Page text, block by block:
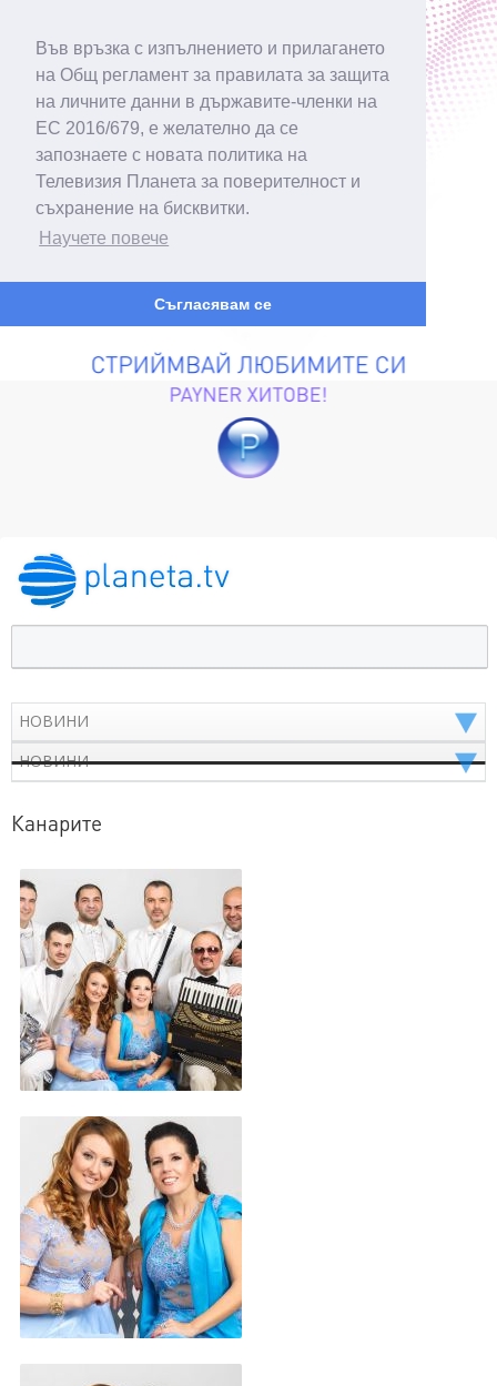
Във връзка с изпълнението и прилагането
на Общ регламент за правилата за защита
на личните данни в държавите-членки на
ЕС 2016/679, е желателно да се
запознаете с новата политика на
Телевизия Планета за поверителност и
съхранение на бисквитки.
Научете повече
Съгласявам се
Канарите